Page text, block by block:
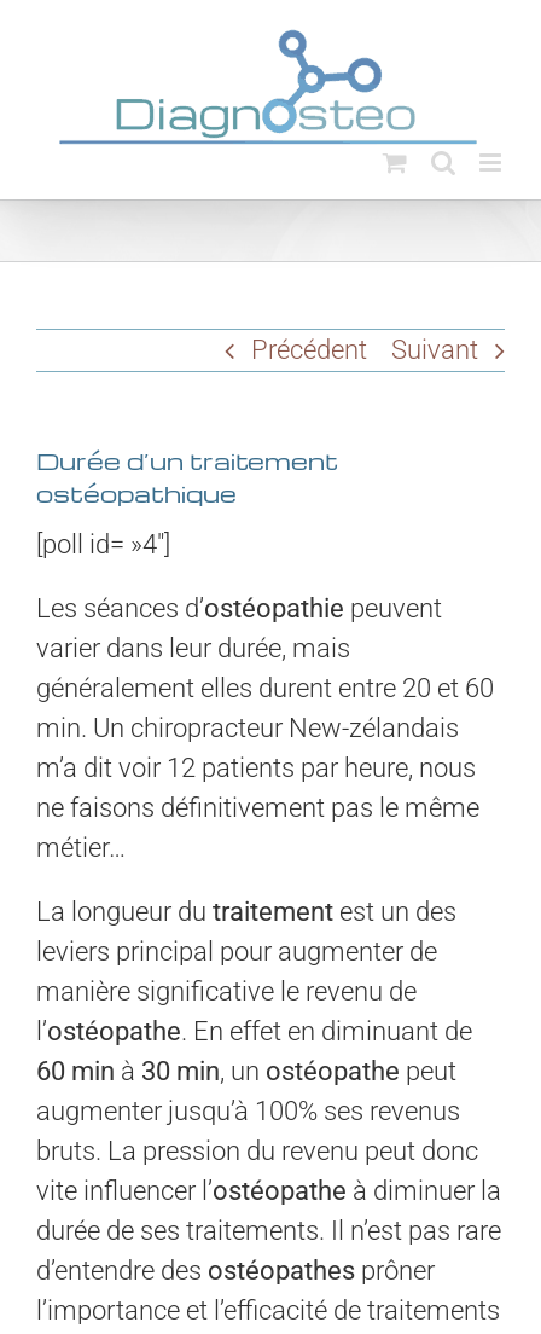
Précédent Suivant
Durée d’un traitement
ostéopathique
[poll id= »4″]
Les séances d’ostéopathie peuvent
varier dans leur durée, mais
généralement elles durent entre 20 et 60
min. Un chiropracteur New-zélandais
m’a dit voir 12 patients par heure, nous
ne faisons définitivement pas le même
métier…
La longueur du traitement est un des
leviers principal pour augmenter de
manière significative le revenu de
l’ostéopathe. En effet en diminuant de
60 min à 30 min, un ostéopathe peut
augmenter jusqu’à 100% ses revenus
bruts. La pression du revenu peut donc
vite influencer l’ostéopathe à diminuer la
durée de ses traitements. Il n’est pas rare
d’entendre des ostéopathes prôner
l’importance et l’efficacité de traitements